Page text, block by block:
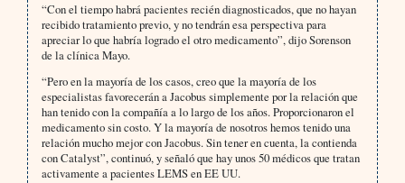
“Con el tiempo habrá pacientes recién diagnosticados, que no hayan
recibido tratamiento previo, y no tendrán esa perspectiva para
apreciar lo que habría logrado el otro medicamento”, dijo Sorenson
de la clínica Mayo.
“Pero en la mayoría de los casos, creo que la mayoría de los
especialistas favorecerán a Jacobus simplemente por la relación que
han tenido con la compañía a lo largo de los años. Proporcionaron el
medicamento sin costo. Y la mayoría de nosotros hemos tenido una
relación mucho mejor con Jacobus. Sin tener en cuenta, la contienda
con Catalyst”, continuó, y señaló que hay unos 50 médicos que tratan
activamente a pacientes LEMS en EE UU.